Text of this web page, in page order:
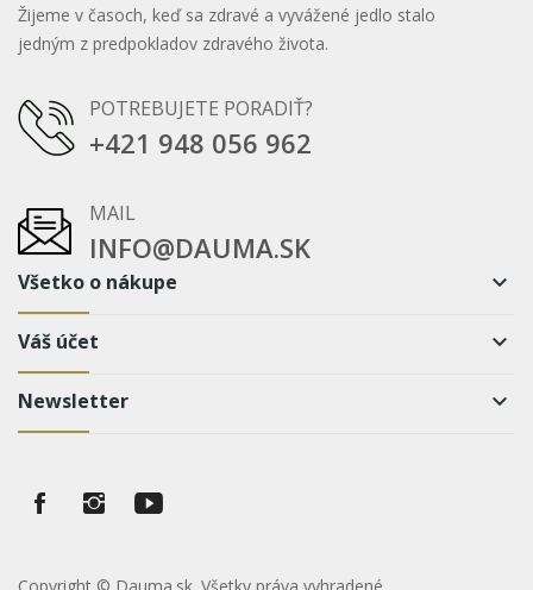
Žijeme v časoch, keď sa zdravé a vyvážené jedlo stalo
jedným z predpokladov zdravého života.
POTREBUJETE PORADIŤ?
+421 948 056 962
MAIL
INFO@DAUMA.SK
Všetko o nákupe keyboard_arrow_down
Váš účet keyboard_arrow_down
Newsletter keyboard_arrow_down